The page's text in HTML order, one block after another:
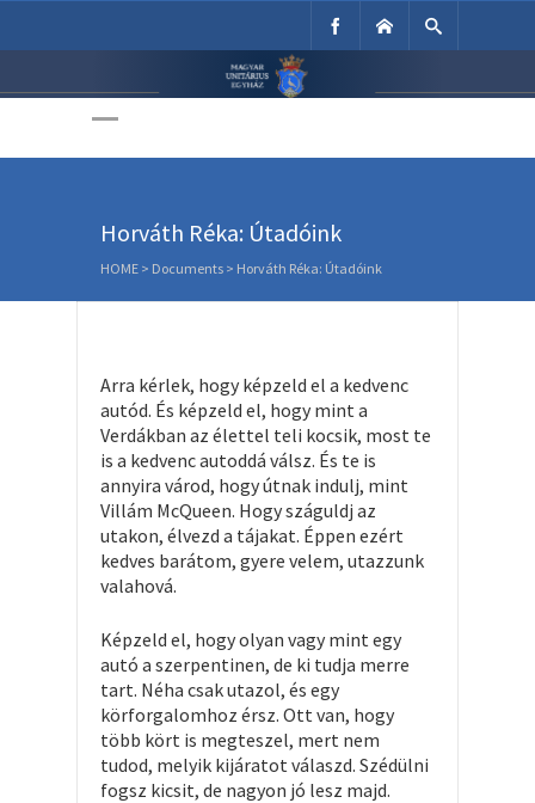
Unitárius Egyház
Horváth Réka: Útadóink
HOME > Documents > Horváth Réka: Útadóink
Arra kérlek, hogy képzeld el a kedvenc
autód. És képzeld el, hogy mint a
Verdákban az élettel teli kocsik, most te
is a kedvenc autoddá válsz. És te is
annyira várod, hogy útnak indulj, mint
Villám McQueen. Hogy száguldj az
utakon, élvezd a tájakat. Éppen ezért
kedves barátom, gyere velem, utazzunk
valahová.
Képzeld el, hogy olyan vagy mint egy
autó a szerpentinen, de ki tudja merre
tart. Néha csak utazol, és egy
körforgalomhoz érsz. Ott van, hogy
több kört is megteszel, mert nem
tudod, melyik kijáratot válaszd. Szédülni
fogsz kicsit, de nagyon jó lesz majd.